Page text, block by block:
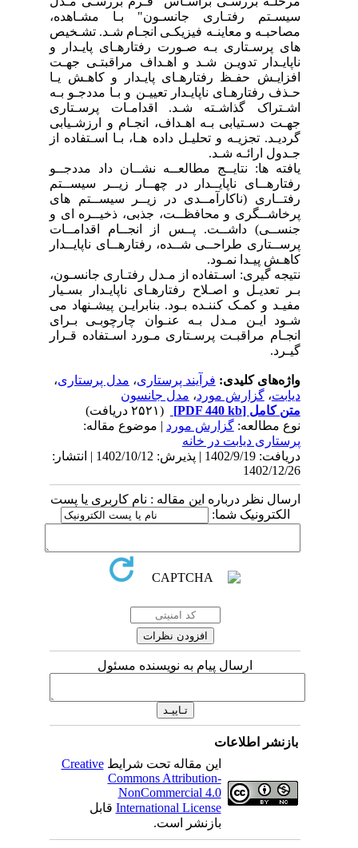
سیسـتم رفتـاری جانسـون" بـا مشـاهده،
مصاحبـه و معاینـه فیزیکـی انجـام شـد. تشـخیص
های پرسـتاری بـه صـورت رفتارهـای پایـدار و
ناپایـدار تدویـن شـد و اهـداف مراقبتـی جهـت
افزایـش حفـظ رفتارهـای پایـدار و کاهـش یـا
حـذف رفتارهـای ناپایـدار تعییـن و بـا مددجـو بـه
اشـتراک گذاشـته شـد. اقدامـات پرسـتاری
جهـت دسـتیابی بـه اهـداف، انجـام و ارزشـیابی
گردیـد. تجزیـه و تحلیـل داده هـا، بـا اسـتفاده از
جـدول ارائـه شـد.
یافته ها: نتایــج مطالعــه نشــان داد مددجــو
رفتارهــای ناپایــدار در چهــار زیــر سیســتم
رفتــاری (ناکارآمــدی در زیــر سیســتم های
پرخاشــگری و محافظــت، جذبی، ذخیــره ای و
جنســی) داشــت. پــس از انجــام اقدامــات
پرســتاری طراحــی شــده، رفتارهــای ناپایــدار
کاهـش پیـدا نمـود.
نتیجه گیری: اسـتفاده از مـدل رفتـاری جانسـون،
بـر تعدیـل و اصـلاح رفتارهـای ناپایـدار بسـیار
مفیـد و کمـک کننـده بـود. بنابرایـن پیشـنهاد می
شـود ایـن مـدل بـه عنـوان چارچوبـی بـرای
انجـام مراقبـت پرسـتاری مـورد اسـتفاده قـرار
گیـرد.
واژه‌های کلیدی:فرآیند پرستاری،مدل پرستاری،
دیابت،گزارش مورد ،مدل جانسون
متن کامل[PDF 440 kb]
نوع مطالعه:گزارش مورد | موضوع مقاله:
پرستاری دیابت در خانه
دریافت: 1402/9/19 | پذیرش: 1402/10/12 | انتشار:
1402/12/26
ارسال نظر درباره این مقاله : نام کاربری یا پست
الکترونیک شما:
ارسال پیام به نویسنده مسئول
بازنشر اطلاعات
این مقاله تحت شرایطCreative
Commons Attribution-
NonCommercial 4.0
International Licenseقابل
بازنشر است.